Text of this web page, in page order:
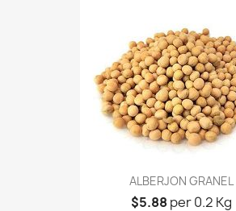
ALBERJON GRANEL
$5.88per 0.2 Kg